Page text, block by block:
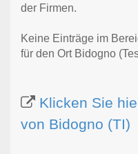
der Firmen.
Keine Einträge im
für den Ort Bidogno
Klicken Sie
von Bidogno (TI)